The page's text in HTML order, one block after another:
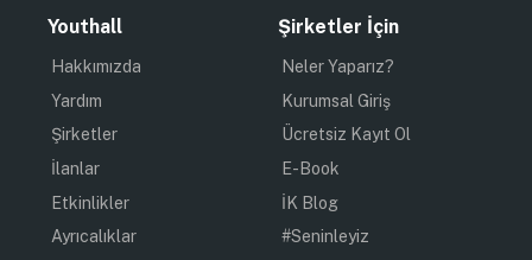
Youthall
Hakkımızda
Yardım
Şirketler
İlanlar
Etkinlikler
Ayrıcalıklar
Şirketler İçin
Neler Yaparız?
Kurumsal Giriş
Ücretsiz Kayıt Ol
E-Book
İK Blog
#Seninleyiz